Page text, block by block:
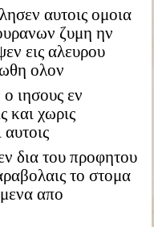
αυτοις ομοια
ζυμη ην
εις αλευρου
ολον
ιησους εν
και χωρις
δια του προφητου
το στομα
απο